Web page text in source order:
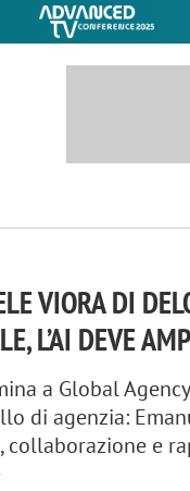
VIORA DI
L’AI DEVE
a Global
di agenzia:
collaborazione e